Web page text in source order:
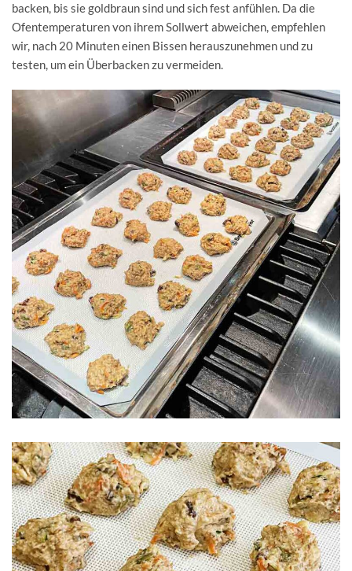
backen, bis sie goldbraun sind und sich fest anfühlen. Da die
Ofentemperaturen von ihrem Sollwert abweichen, empfehlen
wir, nach 20 Minuten einen Bissen herauszunehmen und zu
testen, um ein Überbacken zu vermeiden.